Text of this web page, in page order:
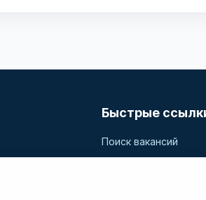
и
Быстрые
Поиск вакансий